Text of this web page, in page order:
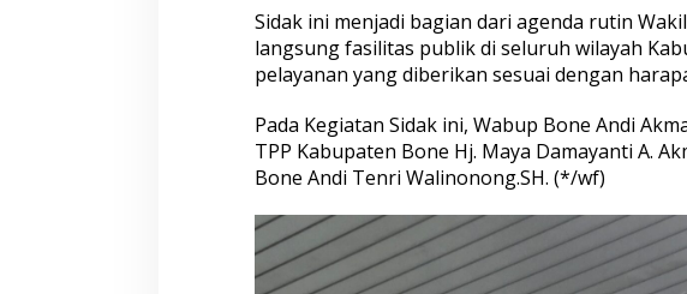
Sidak ini menjadi bagian dari agenda rutin
langsung fasilitas publik di seluruh wilayah
pelayanan yang diberikan sesuai dengan
Pada Kegiatan Sidak ini, Wabup Bone Andi
TPP Kabupaten Bone Hj. Maya Damayanti A.
Bone Andi Tenri Walinonong.SH. (*/wf)